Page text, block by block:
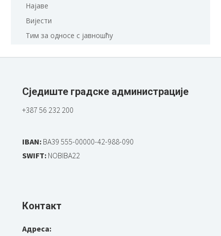
Најаве
Вијести
Тим за односе с јавношћу
Сједиште градске администрације
+387 56 232 200
IBAN:BA39 555-00000-42-988-090
SWIFT:NOBIBA22
Контакт
Адреса: